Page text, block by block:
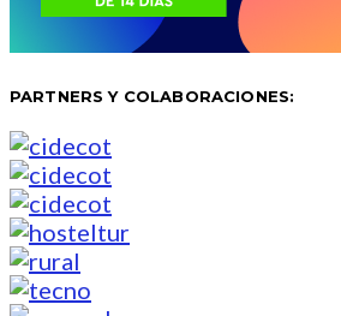
PARTNERS Y COLABORACIONES: